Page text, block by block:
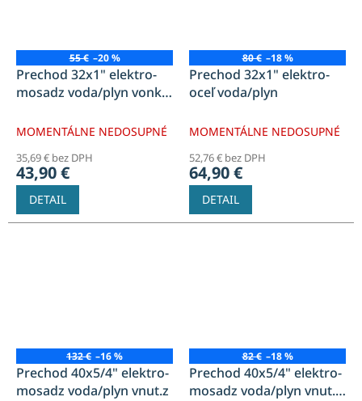
55 € –20 %
Prechod 32x1" elektro-
mosadz voda/plyn vonk.z
MOMENTÁLNE NEDOSUPNÉ
35,69 € bez DPH
43,90 €
DETAIL
80 € –18 %
Prechod 32x1" elektro-
oceľ voda/plyn
MOMENTÁLNE NEDOSUPNÉ
52,76 € bez DPH
64,90 €
DETAIL
132 € –16 %
Prechod 40x5/4" elektro-
mosadz voda/plyn vnut.z
82 € –18 %
Prechod 40x5/4" elektro-
mosadz voda/plyn vnut.z